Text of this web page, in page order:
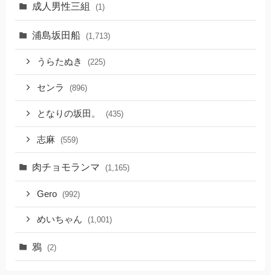
成人男性三組 (1)
浦島坂田船 (1,713)
うらたぬき (225)
センラ (896)
となりの坂田。 (435)
志麻 (559)
肉チョモランマ (1,165)
Gero (992)
めいちゃん (1,001)
鴉 (2)